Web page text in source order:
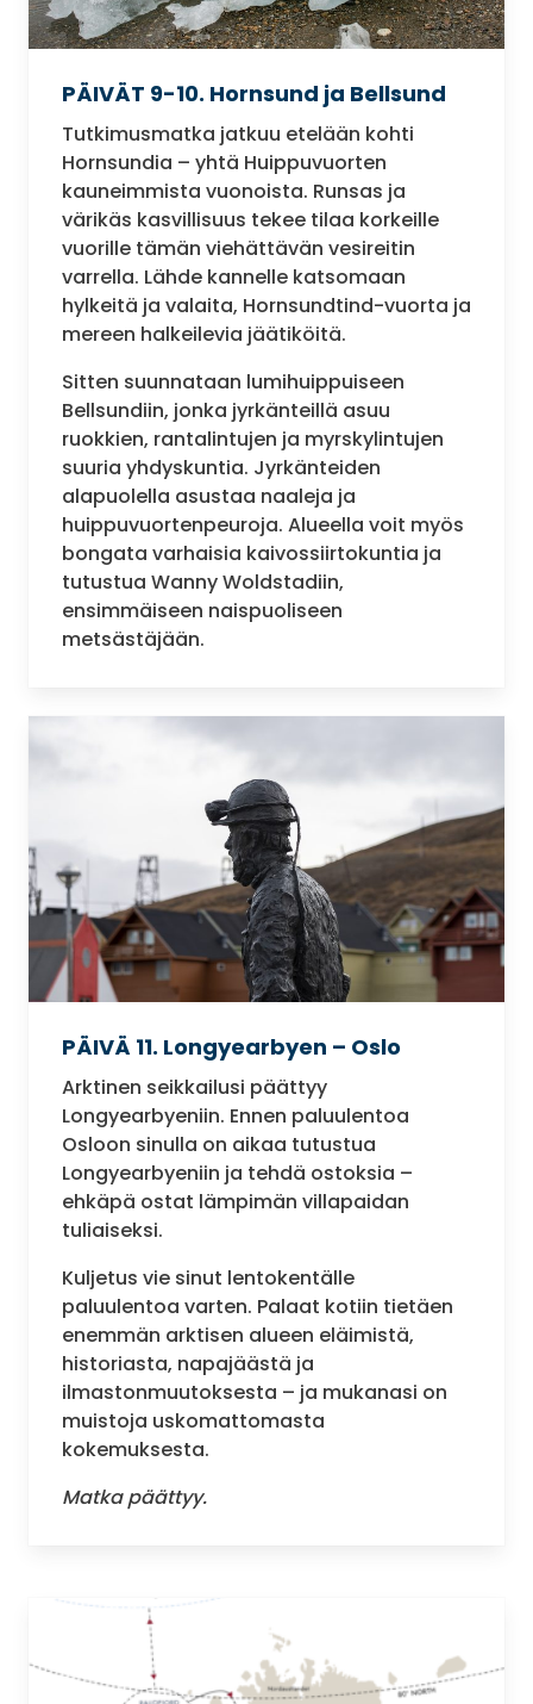
PÄIVÄT 9-10. Hornsund ja Bellsund
Tutkimusmatka jatkuu etelään kohti
Hornsundia – yhtä Huippuvuorten
kauneimmista vuonoista. Runsas ja
värikäs kasvillisuus tekee tilaa korkeille
vuorille tämän viehättävän vesireitin
varrella. Lähde kannelle katsomaan
hylkeitä ja valaita, Hornsundtind-vuorta ja
mereen halkeilevia jäätiköitä.
Sitten suunnataan lumihuippuiseen
Bellsundiin, jonka jyrkänteillä asuu
ruokkien, rantalintujen ja myrskylintujen
suuria yhdyskuntia. Jyrkänteiden
alapuolella asustaa naaleja ja
huippuvuortenpeuroja. Alueella voit myös
bongata varhaisia kaivossiirtokuntia ja
tutustua Wanny Woldstadiin,
ensimmäiseen naispuoliseen
metsästäjään.
PÄIVÄ 11. Longyearbyen – Oslo
Arktinen seikkailusi päättyy
Longyearbyeniin. Ennen paluulentoa
Osloon sinulla on aikaa tutustua
Longyearbyeniin ja tehdä ostoksia –
ehkäpä ostat lämpimän villapaidan
tuliaiseksi.
Kuljetus vie sinut lentokentälle
paluulentoa varten. Palaat kotiin tietäen
enemmän arktisen alueen eläimistä,
historiasta, napajäästä ja
ilmastonmuutoksesta – ja mukanasi on
muistoja uskomattomasta
kokemuksesta.
Matka päättyy.